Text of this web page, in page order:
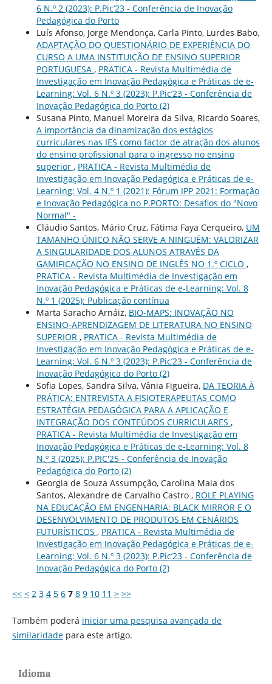
6 N.º 2 (2023): P.Pic’23 - Conferência de Inovação
Pedagógica do Porto
Luís Afonso, Jorge Mendonça, Carla Pinto, Lurdes Babo,
ADAPTAÇÃO DO QUESTIONÁRIO DE EXPERIÊNCIA DO
CURSO A UMA INSTITUIÇÃO DE ENSINO SUPERIOR
PORTUGUESA , PRATICA - Revista Multimédia de
Investigação em Inovação Pedagógica e Práticas de e-
Learning: Vol. 6 N.º 3 (2023): P.Pic’23 - Conferência de
Inovação Pedagógica do Porto (2)
Susana Pinto, Manuel Moreira da Silva, Ricardo Soares,
A importância da dinamização dos estágios
curriculares nas IES como factor de atração dos alunos
do ensino profissional para o ingresso no ensino
superior , PRATICA - Revista Multimédia de
Investigação em Inovação Pedagógica e Práticas de e-
Learning: Vol. 4 N.º 1 (2021): Fórum IPP 2021: Formação
e Inovação Pedagógica no P.PORTO: Desafios do "Novo
Normal" -
Cláudio Santos, Mário Cruz, Fátima Faya Cerqueiro, UM
TAMANHO ÚNICO NÃO SERVE A NINGUÉM: VALORIZAR
A SINGULARIDADE DOS ALUNOS ATRAVÉS DA
GAMIFICAÇÃO NO ENSINO DE INGLÊS NO 1.º CICLO ,
PRATICA - Revista Multimédia de Investigação em
Inovação Pedagógica e Práticas de e-Learning: Vol. 8
N.º 1 (2025): Publicação contínua
Marta Saracho Arnáiz, BIO-MAPS: INOVAÇÃO NO
ENSINO-APRENDIZAGEM DE LITERATURA NO ENSINO
SUPERIOR , PRATICA - Revista Multimédia de
Investigação em Inovação Pedagógica e Práticas de e-
Learning: Vol. 6 N.º 3 (2023): P.Pic’23 - Conferência de
Inovação Pedagógica do Porto (2)
Sofia Lopes, Sandra Silva, Vânia Figueira, DA TEORIA À
PRÁTICA: ENTREVISTA A FISIOTERAPEUTAS COMO
ESTRATÉGIA PEDAGÓGICA PARA A APLICAÇÃO E
INTEGRAÇÃO DOS CONTEÚDOS CURRICULARES ,
PRATICA - Revista Multimédia de Investigação em
Inovação Pedagógica e Práticas de e-Learning: Vol. 8
N.º 3 (2025): P.PIC'25 - Conferência de Inovação
Pedagógica do Porto (2)
Georgia de Souza Assumpção, Carolina Maia dos
Santos, Alexandre de Carvalho Castro , ROLE PLAYING
NA EDUCAÇÃO EM ENGENHARIA: BLACK MIRROR E O
DESENVOLVIMENTO DE PRODUTOS EM CENÁRIOS
FUTURÍSTICOS , PRATICA - Revista Multimédia de
Investigação em Inovação Pedagógica e Práticas de e-
Learning: Vol. 6 N.º 3 (2023): P.Pic’23 - Conferência de
Inovação Pedagógica do Porto (2)
<< < 2 3 4 5 6 7 8 9 10 11 > >>
Também poderá iniciar uma pesquisa avançada de
similaridadepara este artigo.
Idioma